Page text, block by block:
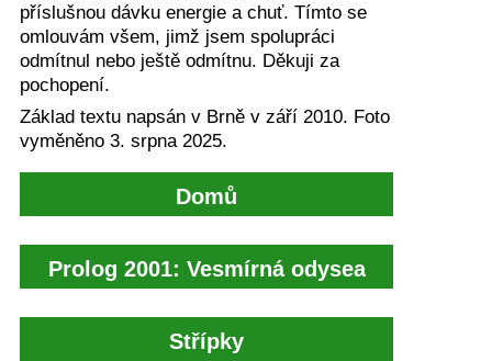
příslušnou dávku energie a chuť. Tímto se
omlouvám všem, jimž jsem spolupráci
odmítnul nebo ještě odmítnu. Děkuji za
pochopení.
Základ textu napsán v Brně v září 2010. Foto
vyměněno 3. srpna 2025.
Domů
Prolog 2001: Vesmírná odysea
Střípky